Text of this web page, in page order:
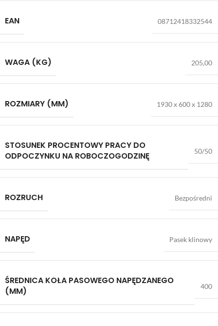
EAN 08712418332544
WAGA (KG) 205,00
ROZMIARY (MM) 1930 x 600 x 1280
STOSUNEK PROCENTOWY PRACY DO
ODPOCZYNKU NA ROBOCZOGODZINĘ
50/50
ROZRUCH Bezpośredni
NAPĘD Pasek klinowy
ŚREDNICA KOŁA PASOWEGO NAPĘDZANEGO
(MM)
400